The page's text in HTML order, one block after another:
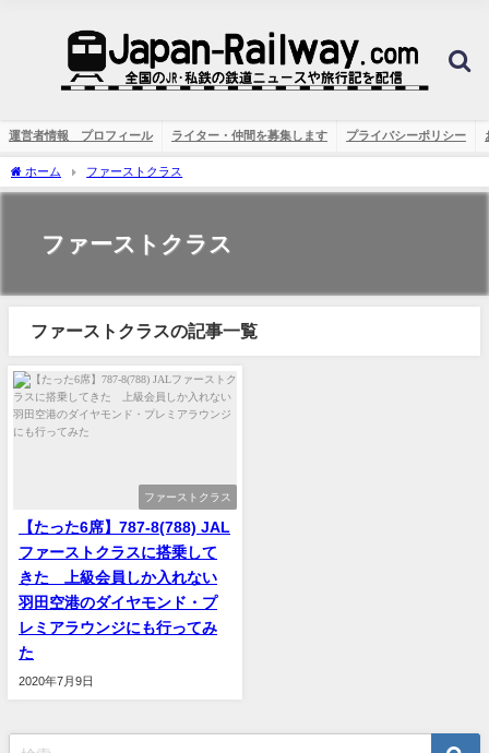
運営者情報 プロフィール ライター・仲間を募集します プライバシーポリシー
ホーム ファーストクラス
ファーストクラス
ファーストクラスの記事一覧
ファーストクラス
【たった6席】787-8(788) JAL
ファーストクラスに搭乗して
きた 上級会員しか入れない
羽田空港のダイヤモンド・プ
レミアラウンジにも行ってみ
た
2020年7月9日